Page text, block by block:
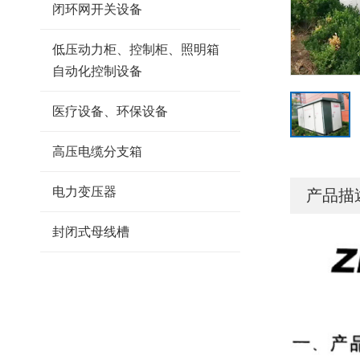
闭环网开关设备
低压动力柜、控制柜、照明箱
自动化控制设备
医疗设备、环保设备
高压电缆分支箱
电力变压器
封闭式母线槽
产品描